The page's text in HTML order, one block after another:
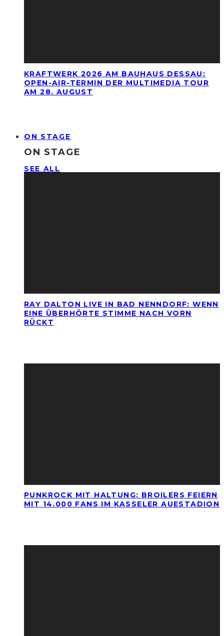
KRAFTWERK 2026 AM BAUHAUS DESSAU:
OPEN-AIR-TERMIN DER MULTIMEDIA TOUR
AM 28. AUGUST
ON STAGE
ON STAGE
SEE ALL
RAY DALTON LIVE IN BAD NENNDORF: WENN
EINE ÜBERHÖRTE STIMME NACH VORN
RÜCKT
PUNKROCK MIT HALTUNG: BROILERS FEIERN
MIT 14.000 FANS IM KASSELER AUESTADION